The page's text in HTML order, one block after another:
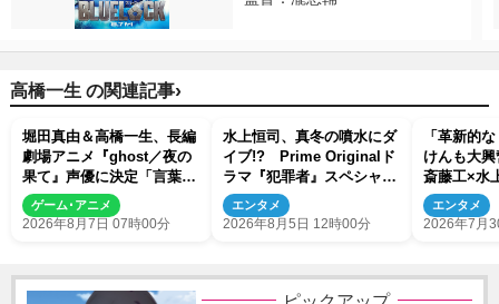
高橋一生 の関連記事›
堀田真由＆高橋一生、長編
劇場アニメ『ghost／夜の
果て』声優に決定「言葉に
はできない沢山の感情を思
い出しました」
ゲーム･アニメ
2026年8月7日 07時00分
水上恒司、真冬の噴水にダ
イブ!? Prime Originalド
ラマ『犯罪者』スペシャル
メイキング映像が公開
エンタメ
2026年8月5日 12時00分
「革新的
けんも大
斎藤工×水
者』ビハ
解禁
エンタメ
2026年7月